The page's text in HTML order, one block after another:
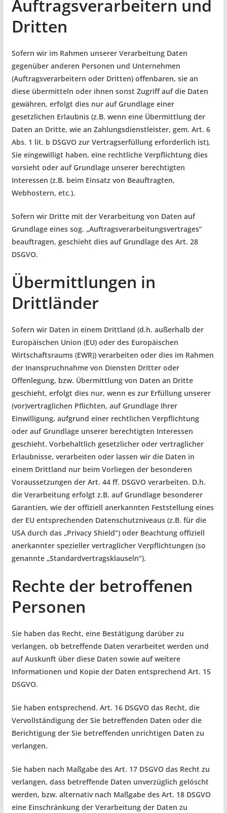
Auftragsverarbeitern und
Dritten
Sofern wir im Rahmen unserer Verarbeitung Daten
gegenüber anderen Personen und Unternehmen
(Auftragsverarbeitern oder Dritten) offenbaren, sie an
diese übermitteln oder ihnen sonst Zugriff auf die Daten
gewähren, erfolgt dies nur auf Grundlage einer
gesetzlichen Erlaubnis (z.B. wenn eine Übermittlung der
Daten an Dritte, wie an Zahlungsdienstleister, gem. Art. 6
Abs. 1 lit. b DSGVO zur Vertragserfüllung erforderlich ist),
Sie eingewilligt haben, eine rechtliche Verpflichtung dies
vorsieht oder auf Grundlage unserer berechtigten
Interessen (z.B. beim Einsatz von Beauftragten,
Webhostern, etc.).
Sofern wir Dritte mit der Verarbeitung von Daten auf
Grundlage eines sog. „Auftragsverarbeitungsvertrages“
beauftragen, geschieht dies auf Grundlage des Art. 28
DSGVO.
Übermittlungen in
Drittländer
Sofern wir Daten in einem Drittland (d.h. außerhalb der
Europäischen Union (EU) oder des Europäischen
Wirtschaftsraums (EWR)) verarbeiten oder dies im Rahmen
der Inanspruchnahme von Diensten Dritter oder
Offenlegung, bzw. Übermittlung von Daten an Dritte
geschieht, erfolgt dies nur, wenn es zur Erfüllung unserer
(vor)vertraglichen Pflichten, auf Grundlage Ihrer
Einwilligung, aufgrund einer rechtlichen Verpflichtung
oder auf Grundlage unserer berechtigten Interessen
geschieht. Vorbehaltlich gesetzlicher oder vertraglicher
Erlaubnisse, verarbeiten oder lassen wir die Daten in
einem Drittland nur beim Vorliegen der besonderen
Voraussetzungen der Art. 44 ff. DSGVO verarbeiten. D.h.
die Verarbeitung erfolgt z.B. auf Grundlage besonderer
Garantien, wie der offiziell anerkannten Feststellung eines
der EU entsprechenden Datenschutzniveaus (z.B. für die
USA durch das „Privacy Shield“) oder Beachtung offiziell
anerkannter spezieller vertraglicher Verpflichtungen (so
genannte „Standardvertragsklauseln“).
Rechte der betroffenen
Personen
Sie haben das Recht, eine Bestätigung darüber zu
verlangen, ob betreffende Daten verarbeitet werden und
auf Auskunft über diese Daten sowie auf weitere
Informationen und Kopie der Daten entsprechend Art. 15
DSGVO.
Sie haben entsprechend. Art. 16 DSGVO das Recht, die
Vervollständigung der Sie betreffenden Daten oder die
Berichtigung der Sie betreffenden unrichtigen Daten zu
verlangen.
Sie haben nach Maßgabe des Art. 17 DSGVO das Recht zu
verlangen, dass betreffende Daten unverzüglich gelöscht
werden, bzw. alternativ nach Maßgabe des Art. 18 DSGVO
eine Einschränkung der Verarbeitung der Daten zu